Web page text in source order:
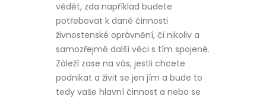
vědět, zda například budete
potřebovat k dané činnosti
živnostenské oprávnění, či nikoliv a
samozřejmě další věci s tím spojené.
Záleží zase na vás, jestli chcete
podnikat a živit se jen jím a bude to
tedy vaše hlavní činnost a nebo se